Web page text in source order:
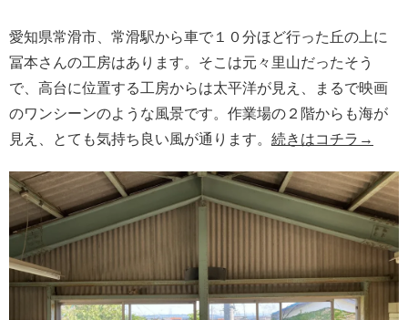
愛知県常滑市、常滑駅から車で１０分ほど行った丘の上に
冨本さんの工房はあります。そこは元々里山だったそう
で、高台に位置する工房からは太平洋が見え、まるで映画
のワンシーンのような風景です。作業場の２階からも海が
見え、とても気持ち良い風が通ります。 続きはコチラ→